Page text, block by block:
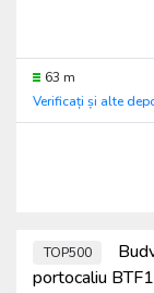
63 m
Verificați și alte
TOP500
portocaliu